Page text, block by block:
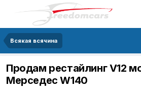
Всякая всячина
Продам рестайлинг V12
Мерседес W140